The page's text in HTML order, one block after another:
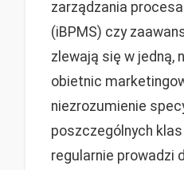
zarządzania
(iBPMS) czy
zlewają się w jedną,
obietnic
niezrozumienie
poszczególnych
regularnie prowadzi